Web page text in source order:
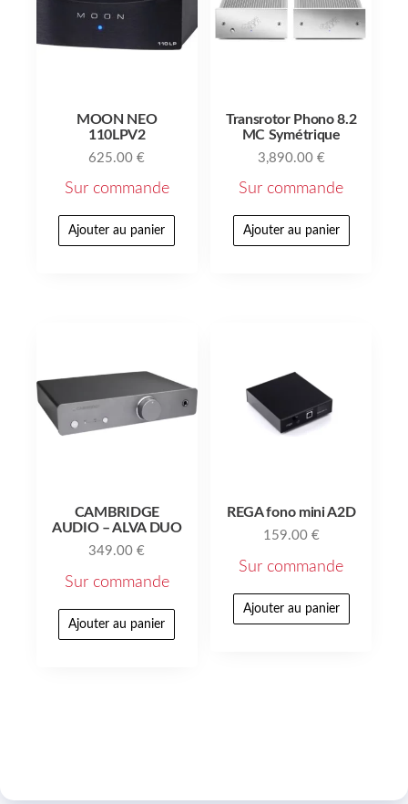
MOON NEO
110LPV2
625.00€
Sur commande
Ajouter au panier
Transrotor Phono 8.2
MC Symétrique
3,890.00 €
Sur commande
Ajouter au panier
CAMBRIDGE
AUDIO – ALVA DUO
349.00€
Sur commande
Ajouter au panier
REGA fono mini A2D
159.00 €
Sur commande
Ajouter au panier